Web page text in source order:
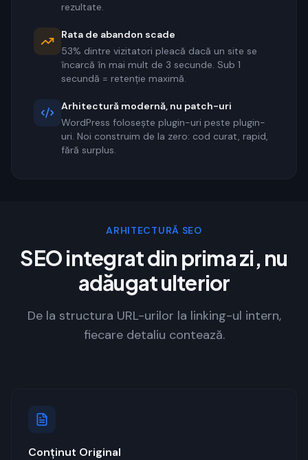
rezultate.
Rata de abandon scade
53% dintre vizitatori pleacă dacă un site se
încarcă în mai mult de 3 secunde. Sub 1
secundă = retenție maximă.
Arhitectură modernă, nu patch-uri
WordPress folosește plugin-uri peste plugin-
uri. Noi construim de la zero: cod curat, rapid,
fără surplus.
ARHITECTURĂ SEO
SEO integrat din prima zi, nu
adăugat ulterior
De la structura URL-urilor la linking-ul intern,
fiecare detaliu contează.
Conținut Original